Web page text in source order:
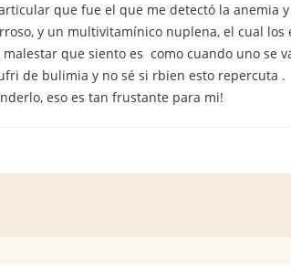
que fue el que me detectó la anemia
y un multivitamínico nuplena, el cual los
que siento es como cuando uno se
de bulimia y no sé si rbien esto repercuta .
eso es tan frustante para mi!